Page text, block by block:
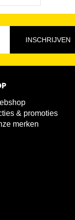
INSCHRIJVEN
& promoties
merken